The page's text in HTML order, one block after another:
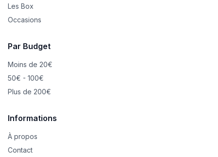
Les Box
Occasions
Par Budget
Moins de 20€
50€ - 100€
Plus de 200€
Informations
À propos
Contact